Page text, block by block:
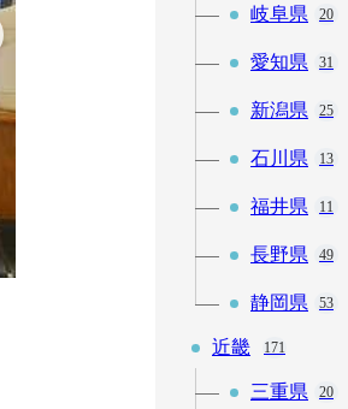
岐阜県 20
愛知県 31
新潟県 25
石川県 13
福井県 11
長野県 49
静岡県 53
近畿 171
三重県 20